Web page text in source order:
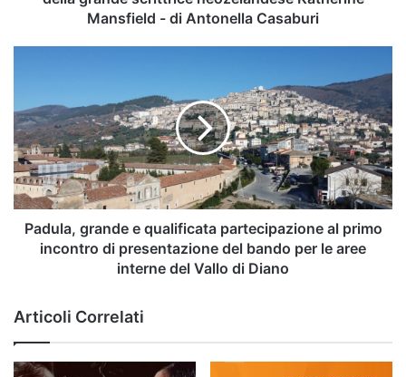
di
Antonella
Casaburi
Mansfield - di Antonella Casaburi
qualificata
partecipazione
al
primo
incontro
di
presentazione
aree
interne
del
Padula, grande e qualificata partecipazione al primo
incontro di presentazione del bando per le aree
interne del Vallo di Diano
Articoli Correlati